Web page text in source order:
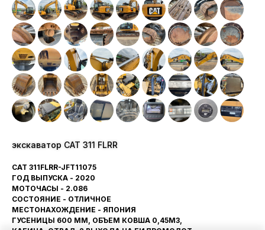
экскаватор CAT 311 FLRR
CAT 311FLRR-JFT11075
ГОД ВЫПУСКА - 2020
МОТОЧАСЫ - 2.086
СОСТОЯНИЕ - ОТЛИЧНОЕ
МЕСТОНАХОЖДЕНИЕ - ЯПОНИЯ
ГУСЕНИЦЫ 600 ММ, ОБЪЕМ КОВША 0,45М3,